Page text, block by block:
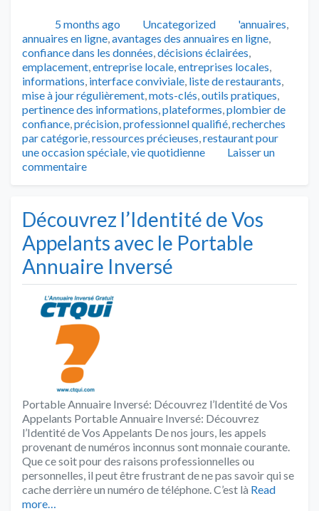
Publié5 months ago Catégories
Uncategorized Tags
'annuaires,
annuaires en ligne,avantages des annuaires en ligne,
confiance dans les données,décisions éclairées,
emplacement,entreprise locale,entreprises locales,
informations, interface conviviale, liste de restaurants,
mise à jour régulièrement,mots-clés,outils pratiques,
pertinence des informations,plateformes,plombier de
confiance,précision,professionnel qualifié,recherches
par catégorie,ressources précieuses,restaurant pour
une occasion spéciale,vie quotidienne
Laisser un
commentaire
Découvrez l’Identité de Vos
Appelants avec le Portable
Annuaire Inversé
Portable Annuaire Inversé: Découvrez l’Identité de Vos
Appelants Portable Annuaire Inversé: Découvrez
l’Identité de Vos Appelants De nos jours, les appels
provenant de numéros inconnus sont monnaie courante.
Que ce soit pour des raisons professionnelles ou
personnelles, il peut être frustrant de ne pas savoir qui se
cache derrière un numéro de téléphone. C’est là Read
more…